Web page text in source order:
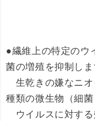
●繊維上の特定のウ
菌の増殖を抑制し
生乾きの嫌なニ
種類の微生物（細
ウイルスに対する